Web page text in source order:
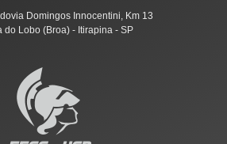
Domingos Innocentini, Km 13
do Lobo (Broa) - Itirapina - SP